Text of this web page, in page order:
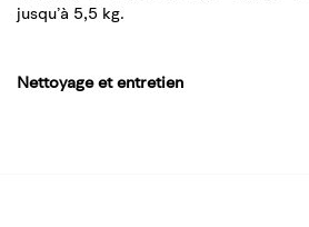
jusqu’à 5,5 kg.
Nettoyage et entretien